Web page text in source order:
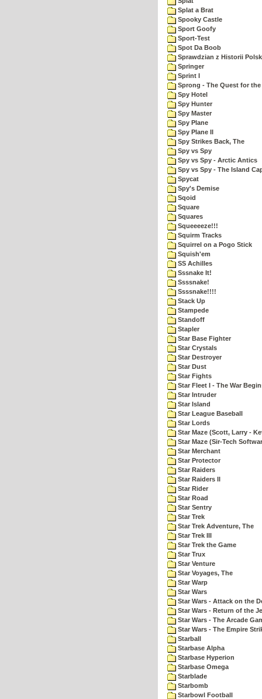
Splat a Brat
Spooky Castle
Sport Goofy
Sport-Test
Spot Da Boob
Sprawdzian z Historii
Springer
Sprint I
Sprong - The Quest for
Spy Hotel
Spy Hunter
Spy Master
Spy Plane
Spy Plane II
Spy Strikes Back, The
Spy vs Spy
Spy vs Spy - Arctic Antics
Spy vs Spy - The Island
Spycat
Spy's Demise
Sqoid
Square
Squares
Squeeeeze!!!
Squirm Tracks
Squirrel on a Pogo Stick
Squish'em
SS Achilles
Sssnake It!
Ssssnake!
Ssssnake!!!!
Stack Up
Stampede
Standoff
Stapler
Star Base Fighter
Star Crystals
Star Destroyer
Star Dust
Star Fights
Star Fleet I - The War
Star Intruder
Star Island
Star League Baseball
Star Lords
Star Maze (Scott, Larry -
Star Maze (Sir-Tech
Star Merchant
Star Protector
Star Raiders
Star Raiders II
Star Rider
Star Road
Star Sentry
Star Trek
Star Trek Adventure, The
Star Trek III
Star Trek the Game
Star Trux
Star Venture
Star Voyages, The
Star Warp
Star Wars
Star Wars - Attack on the
Star Wars - Return of the
Star Wars - The Arcade
Star Wars - The Empire
Starball
Starbase Alpha
Starbase Hyperion
Starbase Omega
Starblade
Starbomb
Starbowl Football